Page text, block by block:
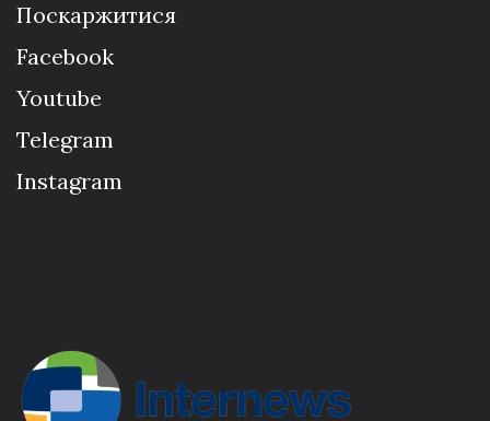
Поскаржитися
Facebook
Youtube
Telegram
Instagram